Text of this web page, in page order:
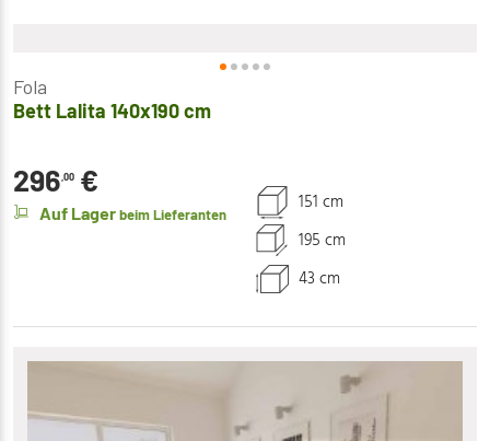
Fola
Bett Lalita 140x190 cm
296,00 €
Auf Lagerbeim Lieferanten
151 cm
195 cm
43 cm